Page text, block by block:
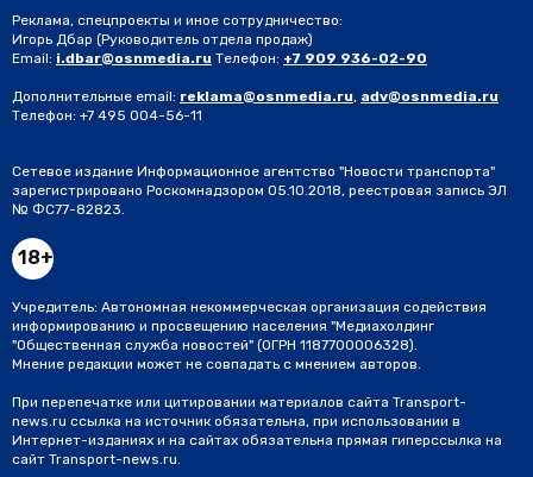
Реклама, спецпроекты и иное сотрудничество:
Игорь Дбар (Руководитель отдела продаж)
Email: i.dbar@osnmedia.ru Телефон: +7 909 936-02-90
Дополнительные email: reklama@osnmedia.ru, adv@osnmedia.ru
Телефон: +7 495 004-56-11
Сетевое издание Информационное агентство "Новости транспорта"
зарегистрировано Роскомнадзором 05.10.2018, реестровая запись ЭЛ
№ ФС77-82823.
18+
Учредитель: Автономная некоммерческая организация содействия
информированию и просвещению населения "Медиахолдинг
"Общественная служба новостей" (ОГРН 1187700006328).
Мнение редакции может не совпадать с мнением авторов.
При перепечатке или цитировании материалов сайта Transport-
news.ru ссылка на источник обязательна, при использовании в
Интернет-изданиях и на сайтах обязательна прямая гиперссылка на
сайт Transport-news.ru.